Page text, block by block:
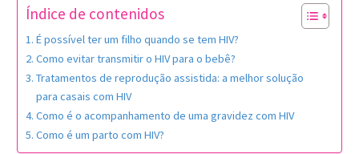
Índice de contenidos
É possível ter um filho quando se tem HIV?
Como evitar transmitir o HIV para o bebê?
Tratamentos de reprodução assistida: a melhor solução
para casais com HIV
Como é o acompanhamento de uma gravidez com HIV
Como é um parto com HIV?